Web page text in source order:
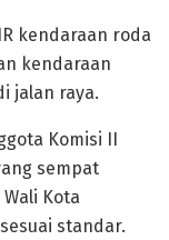
kendaraan roda
kendaraan
jalan raya.
Komisi II
sempat
Kota
standar.